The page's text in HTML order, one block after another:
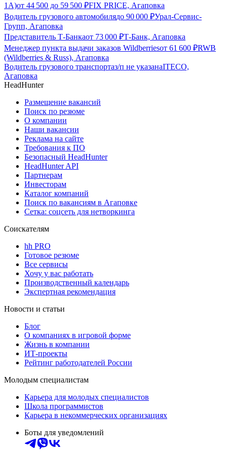
1А)от 44 500 до 59 500 ₽FIX PRICE, Агаповка
Водитель грузового автомобилядо 90 000 ₽Урал-Сервис-
Групп, Агаповка
Представитель Т-Банкаот 73 000 ₽Т-Банк, Агаповка
Менеджер пункта выдачи заказов Wildberriesот 61 600 ₽RWB
(Wildberries & Russ), Агаповка
Водитель грузового транспортаз/п не указанаITECO,
Агаповка
HeadHunter
Размещение вакансий
Поиск по резюме
О компании
Наши вакансии
Реклама на сайте
Требования к ПО
Безопасный HeadHunter
HeadHunter API
Партнерам
Инвесторам
Каталог компаний
Поиск по вакансиям в Агаповке
Сетка: соцсеть для нетворкинга
Соискателям
hh PRO
Готовое резюме
Все сервисы
Хочу у вас работать
Производственный календарь
Экспертная рекомендация
Новости и статьи
Блог
О компаниях в игровой форме
Жизнь в компании
ИТ-проекты
Рейтинг работодателей России
Молодым специалистам
Карьера для молодых специалистов
Школа программистов
Карьера в некоммерческих организациях
Боты для уведомлений